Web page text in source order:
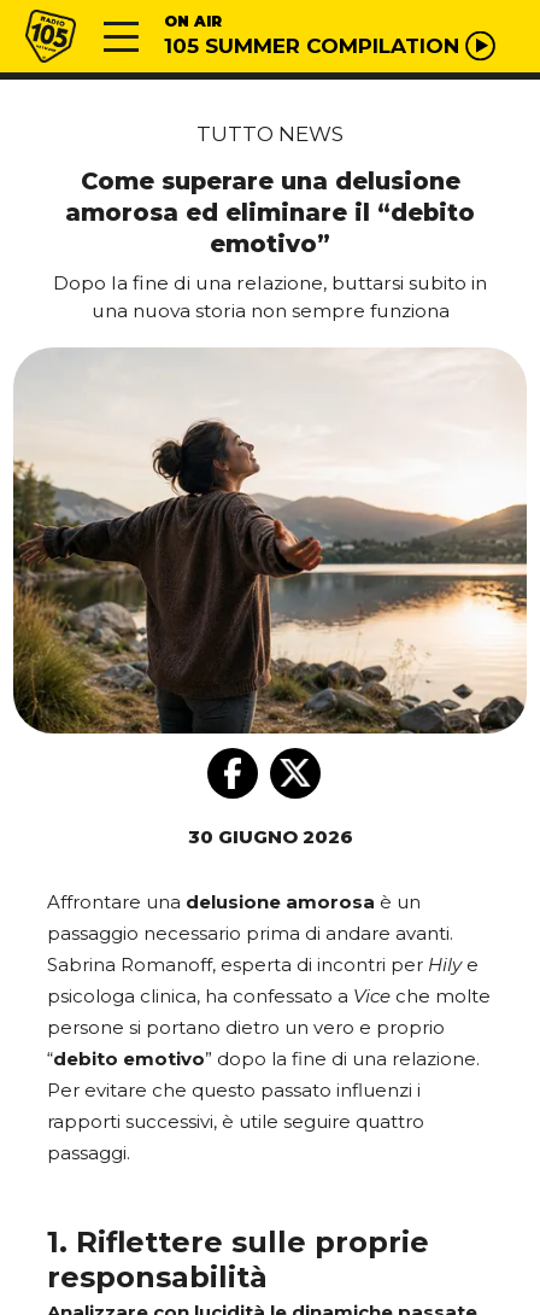
Vai al contenuto
Radio 105 ON AIR
105 SUMMER COMPILATION
TUTTO NEWS
Come superare una delusione
amorosa ed eliminare il “debito
emotivo”
Dopo la fine di una relazione, buttarsi subito in
una nuova storia non sempre funziona
30 GIUGNO 2026
Affrontare una delusione amorosa è un
passaggio necessario prima di andare avanti.
Sabrina Romanoff, esperta di incontri per Hilye
psicologa clinica, ha confessato a Vice che molte
persone si portano dietro un vero e proprio
“debito emotivo” dopo la fine di una relazione.
Per evitare che questo passato influenzi i
rapporti successivi, è utile seguire quattro
passaggi.
1. Riflettere sulle proprie
responsabilità